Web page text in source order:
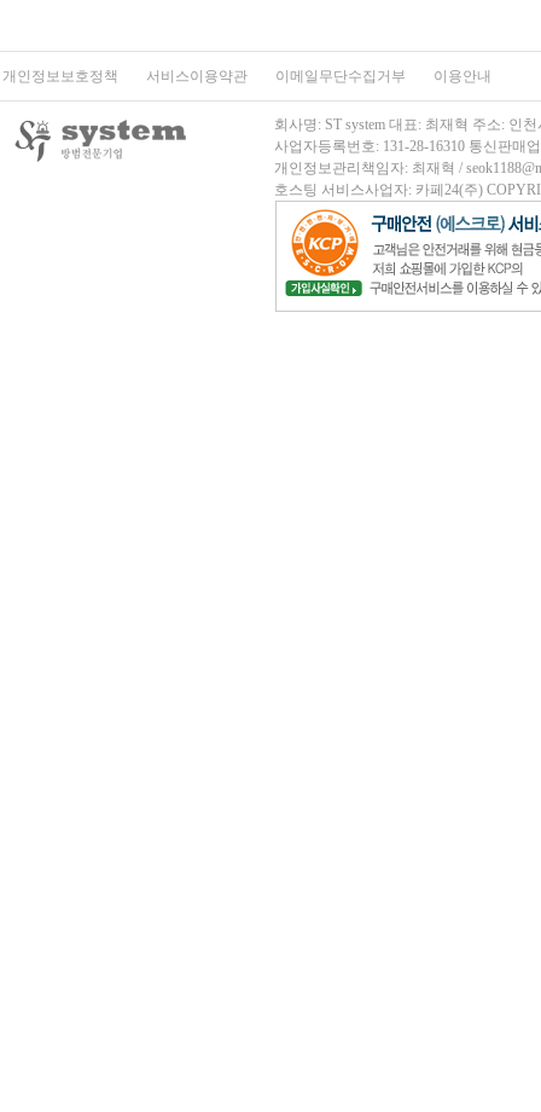
개인정보보호정책 서비스이용약관 이메일무단수집거부 이용안내
회사명: ST system 대표: 최재혁 주소: 인
사업자등록번호: 131-28-16310 통신판매
개인정보관리책임자: 최재혁 /
호스팅 서비스사업자: 카페24(주)